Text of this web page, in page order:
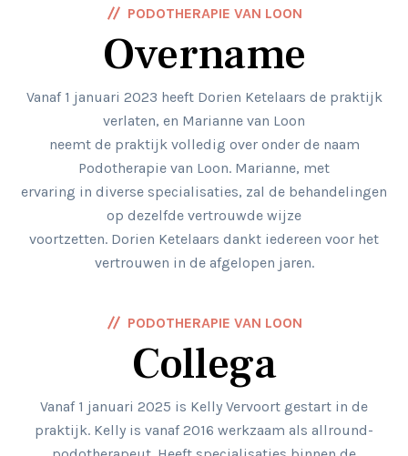
PODOTHERAPIE VAN LOON
Overname
Vanaf 1 januari 2023 heeft Dorien Ketelaars de praktijk
verlaten, en Marianne van Loon
neemt de praktijk volledig over onder de naam
Podotherapie van Loon. Marianne, met
ervaring in diverse specialisaties, zal de behandelingen
op dezelfde vertrouwde wijze
voortzetten. Dorien Ketelaars dankt iedereen voor het
vertrouwen in de afgelopen jaren.
PODOTHERAPIE VAN LOON
Collega
Vanaf 1 januari 2025 is Kelly Vervoort gestart in de
praktijk. Kelly is vanaf 2016 werkzaam als allround-